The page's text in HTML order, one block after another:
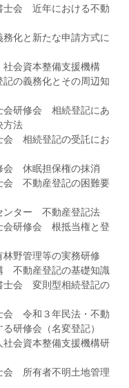
士会 近年における不動
化と新たな申請方式に
会資本整備支援機構
の義務化とその周辺知
会研修会 相続登記にあ
方法
会 相続登記の受託にお
会 休眠担保権の抹消
会 不動産登記の困難要
ンター 不動産登記法
会研修会 根抵当権と登
野管理等の実務研修
不動産登記の基礎知識
士会 変則型相続登記の
会 令和３年民法・不動
研修会（名変登記）
会資本整備支援機構研
会 所有者不明土地管理